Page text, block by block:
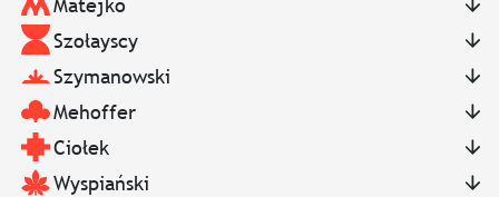
Szołayscy
Szymanowski
Mehoffer
Ciołek
Wyspiański